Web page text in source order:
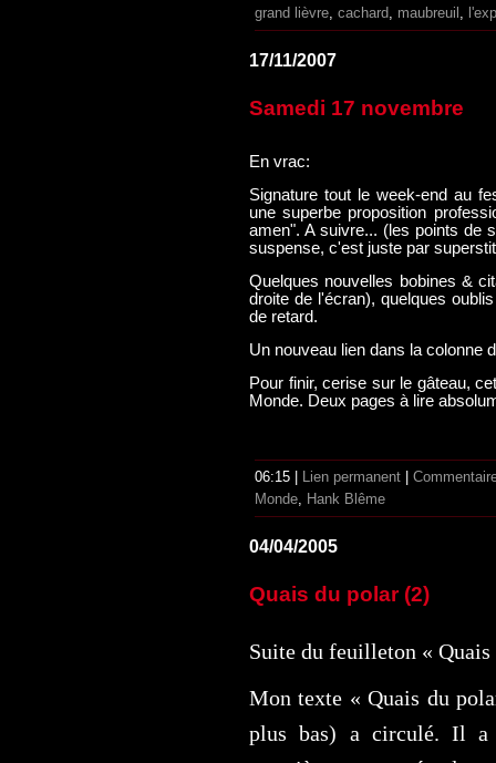
grand lièvre cachard maubreuil
17/11/2007
Samedi 17 novembre
En vrac:
Signature tout le week-end au
une superbe proposition
amen". A suivre... (les points de
suspense, c'est juste par
Quelques nouvelles bobines &
droite de l'écran), quelques
de retard.
Un nouveau lien dans la colonne
Pour finir, cerise sur le gâteau,
Monde. Deux pages à lire
06:15 | Lien permanent
Monde
Hank Blême
04/04/2005
Quais du polar (2)
Suite du feuilleton «
Mon texte « Quais du
plus bas) a circulé. Il a